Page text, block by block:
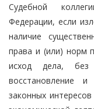
Судебной
Федерации, если
наличие
права и (или) норм
исход дела, без
восстановление
законных